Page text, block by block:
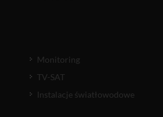
Monitoring
TV-SAT
Instalacje światłowodowe